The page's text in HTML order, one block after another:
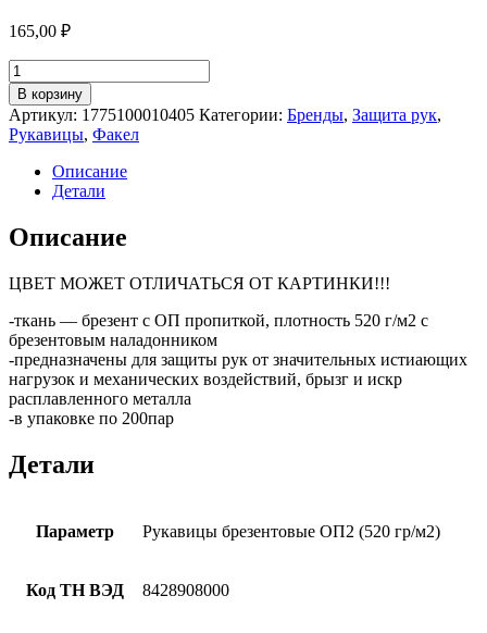
165,00 ₽
Количество
товара
Рукавицы
брезентовые
ОП2
(520
В корзину
Артикул: 1775100010405 Категории: Бренды, Защита рук,
Рукавицы, Факел
Описание
Детали
Описание
ЦВЕТ МОЖЕТ ОТЛИЧАТЬСЯ ОТ КАРТИНКИ!!!
-ткань — брезент с ОП пропиткой, плотность 520 г/м2 с
брезентовым наладонником
-предназначены для защиты рук от значительных истиающих
нагрузок и механических воздействий, брызг и искр
расплавленного металла
-в упаковке по 200пар
Детали
Параметр Рукавицы брезентовые ОП2 (520 гр/м2)
Код ТН ВЭД 8428908000